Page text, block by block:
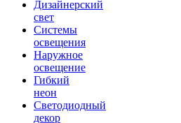
Дизайнерский
свет
Системы
освещения
Наружное
освещение
Гибкий
неон
Светодиодный
декор